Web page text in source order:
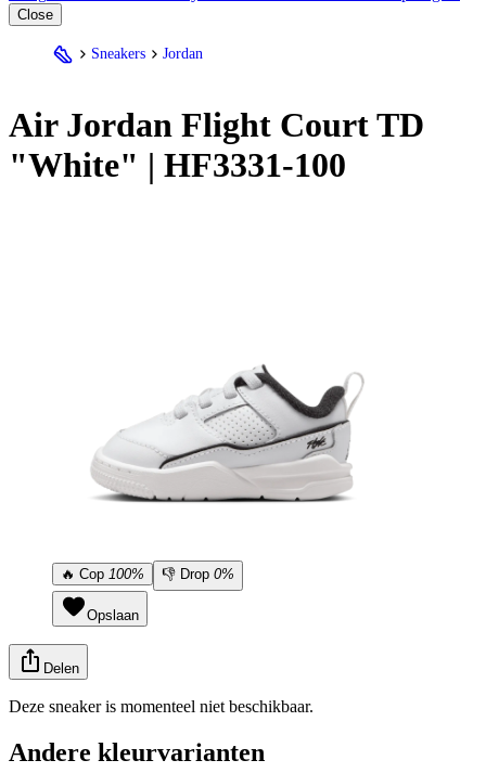
Close
Sneakers Jordan
Air Jordan Flight Court TD
"White" | HF3331-100
🔥 Cop 100% 👎 Drop 0%
Opslaan
Delen
Deze sneaker is momenteel niet beschikbaar.
Andere kleurvarianten